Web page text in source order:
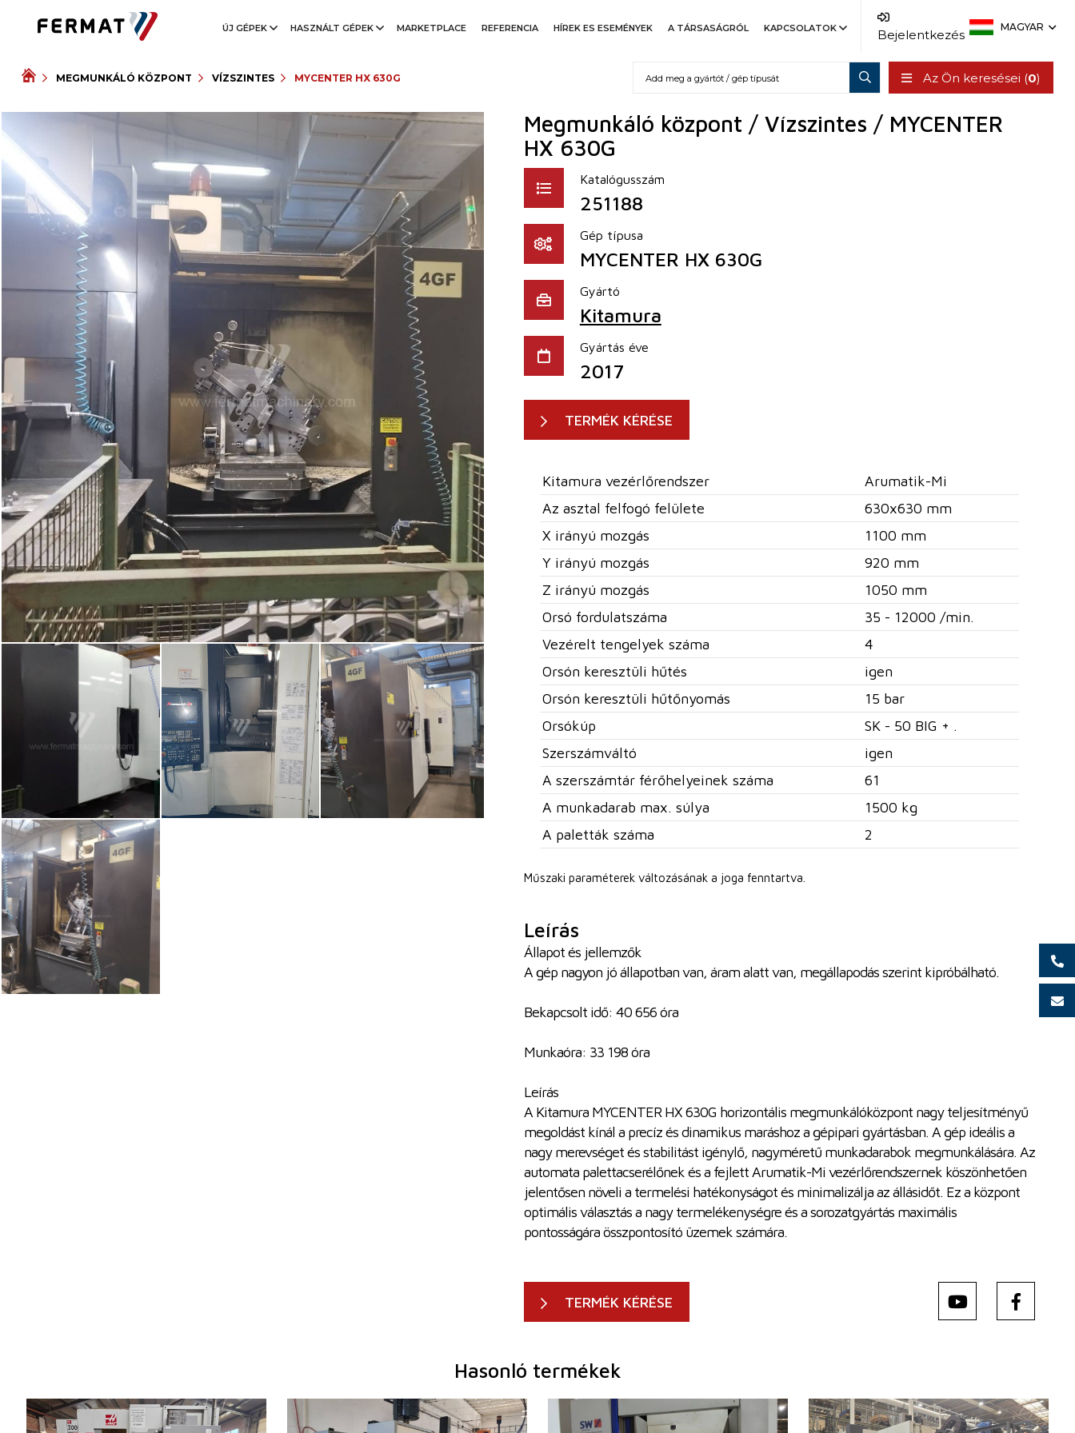
ÚJ GÉPEK HASZNÁLT GÉPEK MARKETPLACE REFERENCIA HÍREK ES ESEMÉNYEK A TÁRSASÁGRÓL KAPCSOLATOK Bejelentkezés
MAGYAR
MEGMUNKÁLÓ KÖZPONT VÍZSZINTES MYCENTER HX 630G Az Ön keresései (0)
Megmunkáló központ / Vízszintes / MYCENTER
HX 630G
Katalógusszám
251188
Gép típusa
MYCENTER HX 630G
Gyártó
Kitamura
Gyártás éve
2017
TERMÉK KÉRÉSE
Kitamura vezérlőrendszer
Arumatik-Mi
Az asztal felfogó felülete
630x630 mm
X irányú mozgás
1100 mm
Y irányú mozgás
920 mm
Z irányú mozgás
1050 mm
Orsó fordulatszáma
35 - 12000 /min.
Vezérelt tengelyek száma
4
Orsón keresztüli hűtés
igen
Orsón keresztüli hűtőnyomás
15 bar
Orsókúp
SK - 50 BIG + .
Szerszámváltó
igen
A szerszámtár férőhelyeinek száma
61
A munkadarab max. súlya
1500 kg
A paletták száma
2
Műszaki paraméterek változásának a joga fenntartva.
Leírás
Állapot és jellemzők
A gép nagyon jó állapotban van, áram alatt van, megállapodás szerint kipróbálható.
Bekapcsolt idő: 40 656 óra
Munkaóra: 33 198 óra
Leírás
A Kitamura MYCENTER HX 630G horizontális megmunkálóközpont nagy teljesítményű
megoldást kínál a precíz és dinamikus maráshoz a gépipari gyártásban. A gép ideális a
nagy merevséget és stabilitást igénylő, nagyméretű munkadarabok megmunkálására. Az
automata palettacserélőnek és a fejlett Arumatik-Mi vezérlőrendszernek köszönhetően
jelentősen növeli a termelési hatékonyságot és minimalizálja az állásidőt. Ez a központ
optimális választás a nagy termelékenységre és a sorozatgyártás maximális
pontosságára összpontosító üzemek számára.
TERMÉK KÉRÉSE
Hasonló termékek
Gyártás éve:
2010
Vezérlőrendszer
igen
Gyártás éve:
2004
Vezérlőrendszer
igen
Gyártás éve:
2003
Vezérlőrendszer
igen
Gyártás éve:
2010
Vezérlőrendszer
igen